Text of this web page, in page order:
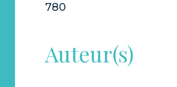
780
Auteur(s)